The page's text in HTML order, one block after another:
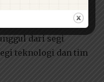
dari segi
teknologi dan tim